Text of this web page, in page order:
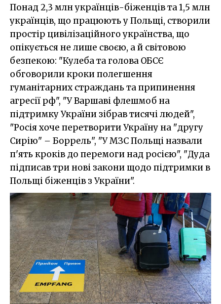
Понад 2,3 млн українців-біженців та 1,5 млн
українців, що працюють у Польщі, створили
простір цивілізаційного українства, що
опікується не лише своєю, а й світовою
безпекою: "Кулеба та голова ОБСЄ
обговорили кроки полегшення
гуманітарних страждань та припинення
агресії рф", "У Варшаві флешмоб на
підтримку України зібрав тисячі людей",
"Росія хоче перетворити Україну на "другу
Сирію" – Боррель", "У МЗС Польщі назвали
п'ять кроків до перемоги над росією", "Дуда
підписав три нові закони щодо підтримки в
Польщі біженців з України".